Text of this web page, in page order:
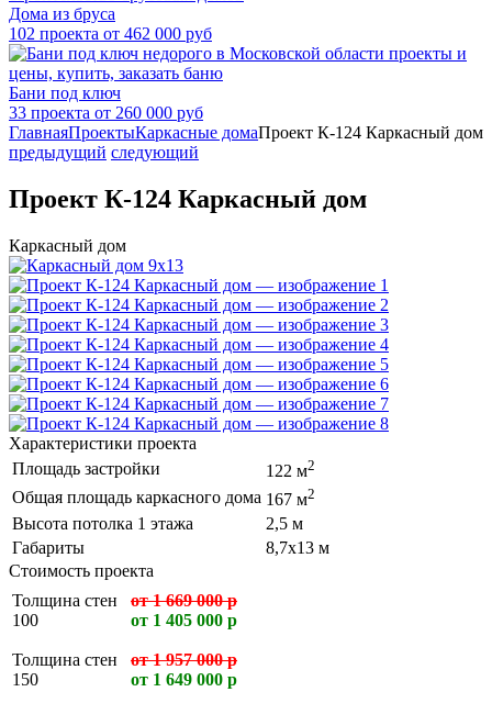
Дома из бруса
102 проекта от 462 000 руб
Бани под ключ
33 проекта от 260 000 руб
ГлавнаяПроектыКаркасные домаПроект К-124 Каркасный дом
предыдущий следующий
Проект К-124 Каркасный дом
Каркасный дом
Характеристики проекта
Площадь застройки
122 м2
Общая площадь каркасного дома 167 м2
Высота потолка 1 этажа
2,5 м
Габариты
8,7х13 м
Стоимость проекта
Толщина стен
100
от 1 669 000 р
от 1 405 000 р
Толщина стен
150
от 1 957 000 р
от 1 649 000 р